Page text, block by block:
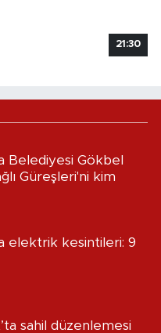
21:30
Belediyesi Gökbel
Güreşleri'ni kim
elektrik kesintileri: 9
sahil düzenlemesi